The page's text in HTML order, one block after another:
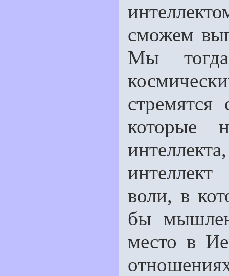
сможем
Мы
которые
воли, в
бы
место в